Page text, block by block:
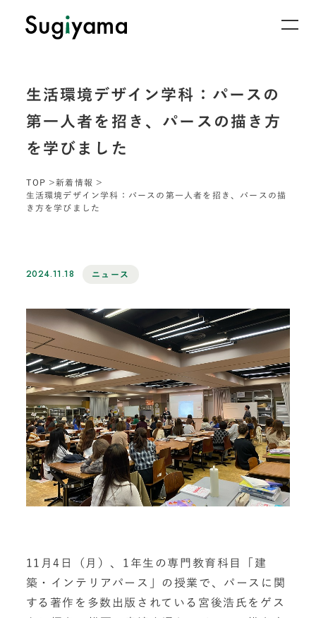
生活環境デザイン学科：パースの
第一人者を招き、パースの描き方
を学びました
TOP
新着情報
生活環境デザイン学科：パースの第一人者を招き、パースの描
き方を学びました
2024.11.18 ニュース
11月4日（月）、1年生の専門教育科目「建
築・インテリアパース」の授業で、パースに関
する著作を多数出版されている宮後浩氏をゲス